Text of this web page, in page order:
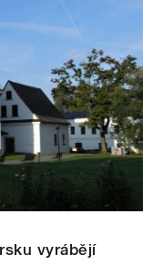
vyrábějí